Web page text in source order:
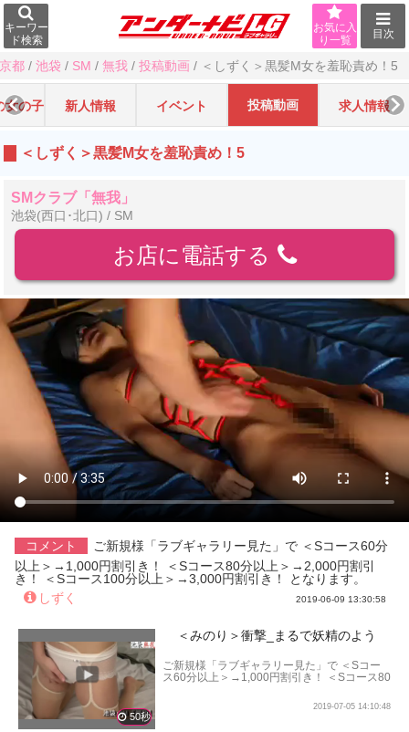
キーワー
ド検索
目次
お気に入
り一覧
都 / 池袋 / SM / 無我 / 投稿動画 / ＜しずく＞黒髪M女を羞恥責め！5
女の子 新人情報 イベント 投稿動画 求人情報
＜しずく＞黒髪M女を羞恥責め！5
SMクラブ「無我」
池袋(西口･北口) / SM
お店に電話する
コメント
ご新規様「ラブギャラリー見た」で ＜Sコース60分
以上＞→1,000円割引き！ ＜Sコース80分以上＞→2,000円割引
き！ ＜Sコース100分以上＞→3,000円割引き！ となります。
しずく
2019-06-09 13:30:58
＜みのり＞衝撃_まるで妖精のよう
50秒
ご新規様「ラブギャラリー見た」で ＜Sコー
ス60分以上＞→1,000円割引き！ ＜Sコース80
以上＞→3,000円割引き！ となります。
2019-07-05 14:10:48